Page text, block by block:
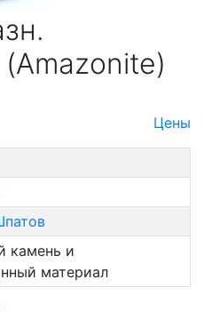
Цены
камень и
материал